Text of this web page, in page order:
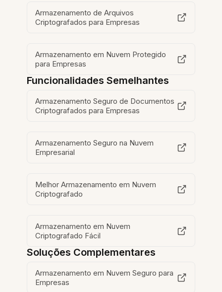
Armazenamento de Arquivos
Criptografados para Empresas
Armazenamento em Nuvem Protegido
para Empresas
Funcionalidades Semelhantes
Armazenamento Seguro de Documentos
Criptografados para Empresas
Armazenamento Seguro na Nuvem
Empresarial
Melhor Armazenamento em Nuvem
Criptografado
Armazenamento em Nuvem
Criptografado Fácil
Soluções Complementares
Armazenamento em Nuvem Seguro para
Empresas